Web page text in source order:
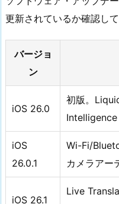
更新されているか確認して
バージョ
ン
iOS 26.0
初版。
Intelligence
iOS
26.0.1
Wi-Fi/
カメラアー
iOS 26.1
Live